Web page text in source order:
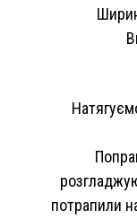
потрапили